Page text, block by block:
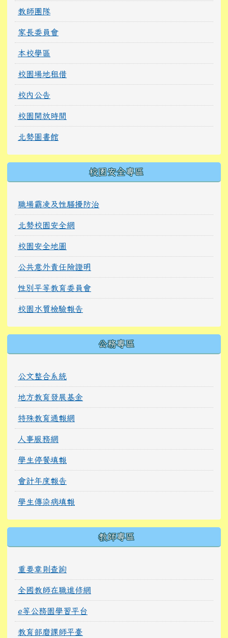
教師團隊
家長委員會
本校學區
校園場地租借
校內公告
校園開放時間
北勢圖書館
校園安全專區
職場霸凌及性騷擾防治
北勢校園安全網
校園安全地圖
公共意外責任險證明
性別平等教育委員會
校園水質檢驗報告
公務專區
公文整合系統
地方教育發展基金
特殊教育通報網
人事服務網
學生停餐填報
會計年度報告
學生傳染病填報
教師專區
重要章則查詢
全國教師在職進修網
e等公務園學習平台
教育部磨課師平臺